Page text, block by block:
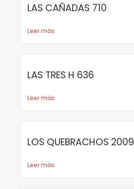
LAS CAÑADAS 710
Leer más
LAS TRES H 636
Leer más
LOS QUEBRACHOS 2009
Leer más